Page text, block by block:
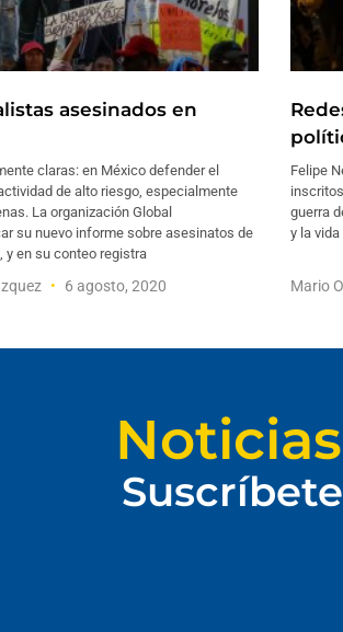
asesinados en
claras: en México defender el
de alto riesgo, especialmente
La organización Global
su nuevo informe sobre asesinatos de
en su conteo registra
6 agosto, 2020
Felipe
guerra
y la vida
Mario